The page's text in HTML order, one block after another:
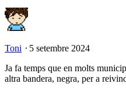
Toni ⋅ 5 setembre 2024
Ja fa temps que en molts
altra bandera, negra, per a